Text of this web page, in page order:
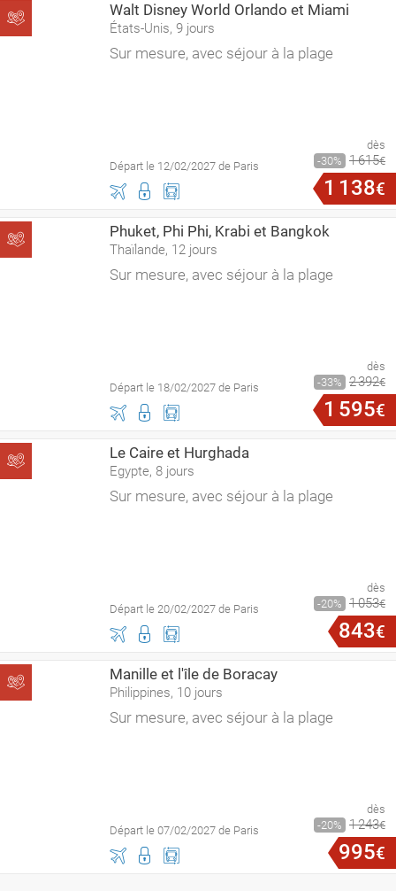
Walt Disney World Orlando et Miami
États-Unis, 9 jours
Sur mesure, avec séjour à la plage
Départ le 12/02/2027 de Paris
dès
30
1615€
1 138€
Phuket, Phi Phi, Krabi et Bangkok
Thaïlande, 12 jours
Sur mesure, avec séjour à la plage
Départ le 18/02/2027 de Paris
dès
33
2392€
1 595€
Le Caire et Hurghada
Egypte, 8 jours
Sur mesure, avec séjour à la plage
Départ le 20/02/2027 de Paris
dès
20
1053€
843€
Manille et l'île de Boracay
Philippines, 10 jours
Sur mesure, avec séjour à la plage
Départ le 07/02/2027 de Paris
dès
20
1243€
995€